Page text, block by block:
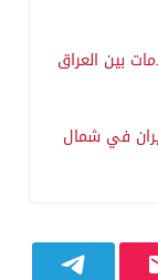
بين العراق
في شمال